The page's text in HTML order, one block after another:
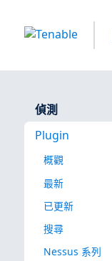
偵測
Plugin
概觀
最新
已更新
搜尋
Nessus 系列